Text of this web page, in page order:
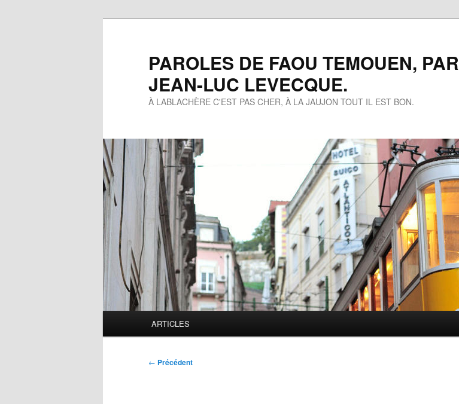
PAROLES DE FAOU TEMOUEN, PAR
JEAN-LUC LEVECQUE.
À LABLACHÈRE C'EST PAS CHER, À LA JAUJON TOUT IL EST BON.
ARTICLES
Navigation
← Précédent